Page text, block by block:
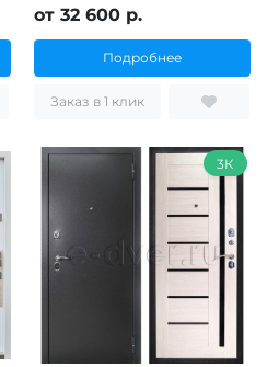
от 32 600 р.
Подробнее
Заказ в 1 клик
3К